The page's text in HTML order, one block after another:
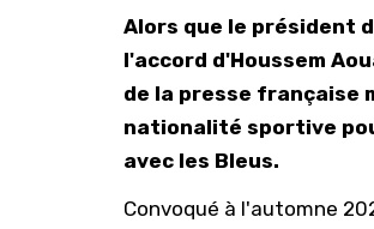
Alors que le président
l'accord d'Houssem
de la presse française
nationalité sportive
avec les Bleus.
Convoqué à l'automne